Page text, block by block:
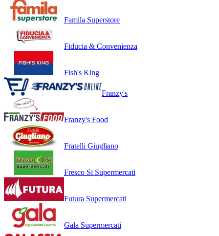
Famila Superstore
Fiducia & Convenienza
Fish's King
Franzy's
Franzy's Food
Fratelli Giugliano
Fresco Si Supermercati
Futura Supermercati
Gala Supermercati